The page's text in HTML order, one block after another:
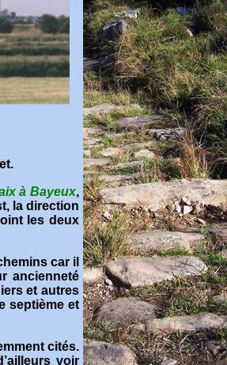
.
à Bayeux,
la direction
les deux
car il
ancienneté
et autres
septième et
cités.
voir